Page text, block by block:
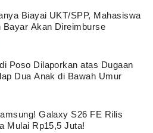
Biayai UKT/SPP, Mahasiswa
Bayar Akan Direimburse
Poso Dilaporkan atas Dugaan
Dua Anak di Bawah Umur
Galaxy S26 FE Rilis
Mulai Rp15,5 Juta!